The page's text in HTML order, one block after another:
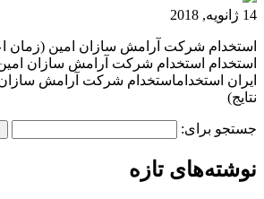
14 ژانویه, 2018
استخدام شركت آرامش سازان امین (زمان
استخدام استخدام شركت آرامش سازان امین
ایران استخداماستخدام شركت آرامش
نتایج)
جستجو برای:
نوشته‌های تازه